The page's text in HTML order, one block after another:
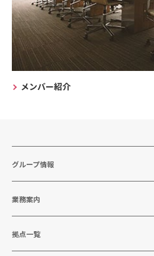
メンバー紹介
グループ情報
業務案内
拠点一覧